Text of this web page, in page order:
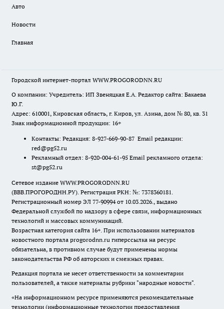
Авто
Новости
Главная
Городской интернет-портал WWW.PROGORODNN.RU
О компании: Учредитель: ИП Звеняцкая Е.А. Редактор сайта: Бакаева
Ю.Г.
Адрес: 610001, Кировская область, г. Киров, ул. Азина, дом № 80, кв. 31
Знак информационной продукции: 16+
Контакты: Редакция: 8-927-669-90-87 Email редакции:
red@pg52.ru
Рекламный отдел: 8-920-004-61-95 Email рекламного отдела:
st@pg52.ru
Сетевое издание WWW.PROGORODNN.RU
(ВВВ.ПРОГОРОДНН.РУ). Регистрация РКН: №: 7378360181.
Регистрационный номер ЭЛ 77-90994 от 10.03.2026., выдано
Федеральной службой по надзору в сфере связи, информационных
технологий и массовых коммуникаций.
Возрастная категория сайта 16+. При использовании материалов
новостного портала progorodnn.ru гиперссылка на ресурс
обязательна, в противном случае будут применены нормы
законодательства РФ об авторских и смежных правах.
Редакция портала не несет ответственности за комментарии
пользователей, а также материалы рубрики "народные новости".
«На информационном ресурсе применяются рекомендательные
технологии (информационные технологии предоставления